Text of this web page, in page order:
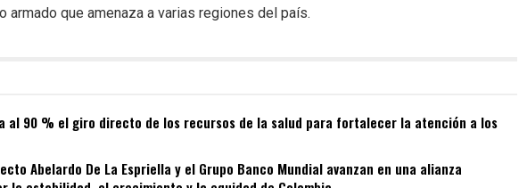
armado que amenaza a varias regiones del país.
al 90 % el giro directo de los recursos de la salud para fortalecer la atención a los
Abelardo De La Espriella y el Grupo Banco Mundial avanzan en una alianza